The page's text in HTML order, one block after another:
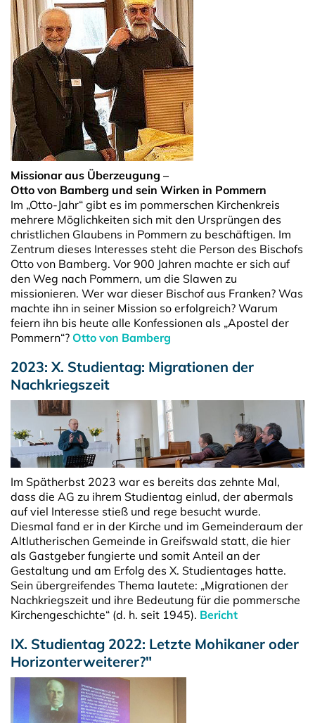
Missionar aus Überzeugung –
Otto von Bamberg und sein Wirken in Pommern
Im „Otto-Jahr“ gibt es im pommerschen Kirchenkreis
mehrere Möglichkeiten sich mit den Ursprüngen des
christlichen Glaubens in Pommern zu beschäftigen. Im
Zentrum dieses Interesses steht die Person des Bischofs
Otto von Bamberg. Vor 900 Jahren machte er sich auf
den Weg nach Pommern, um die Slawen zu
missionieren. Wer war dieser Bischof aus Franken? Was
machte ihn in seiner Mission so erfolgreich? Warum
feiern ihn bis heute alle Konfessionen als „Apostel der
Pommern“? Otto von Bamberg
2023: X. Studientag: Migrationen der
Nachkriegszeit
Im Spätherbst 2023 war es bereits das zehnte Mal,
dass die AG zu ihrem Studientag einlud, der abermals
auf viel Interesse stieß und rege besucht wurde.
Diesmal fand er in der Kirche und im Gemeinderaum der
Altlutherischen Gemeinde in Greifswald statt, die hier
als Gastgeber fungierte und somit Anteil an der
Gestaltung und am Erfolg des X. Studientages hatte.
Sein übergreifendes Thema lautete: „Migrationen der
Nachkriegszeit und ihre Bedeutung für die pommersche
Kirchengeschichte“ (d. h. seit 1945). Bericht
IX. Studientag 2022: Letzte Mohikaner oder
Horizonterweiterer?"